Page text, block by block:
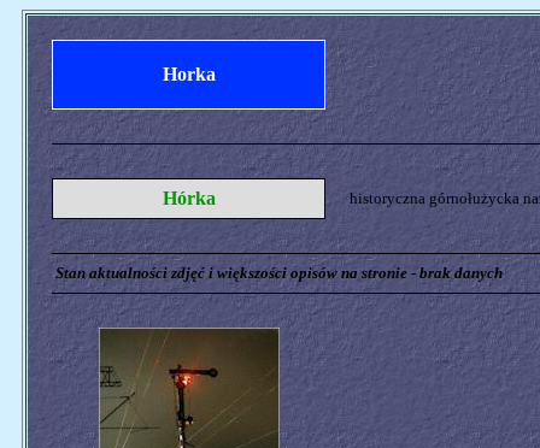
Horka
Hórka historyczna górnołużycka
Stan aktualności zdjęć i większości opisów na stronie - brak danych